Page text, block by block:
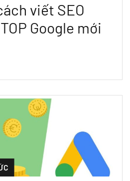
viết SEO
Google mới